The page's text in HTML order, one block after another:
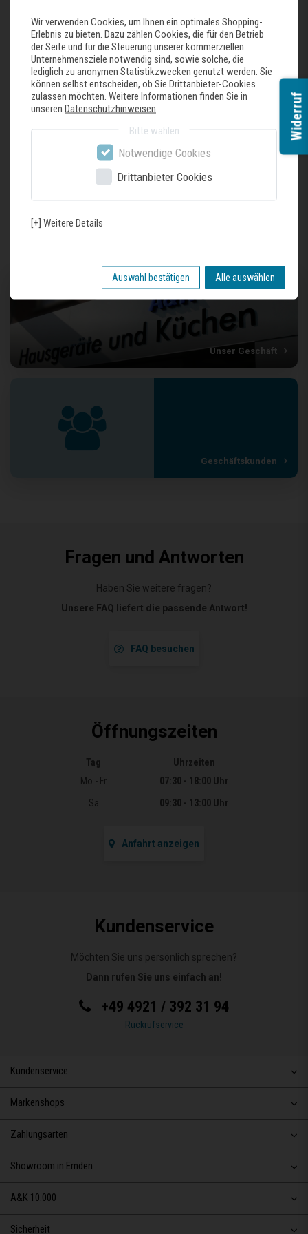
Breite: 220 cm
Tiefe: 110 cm
Abmessungen 4er Sofa
Höhe: 90 cm
Unser Geschäft
Geschäftskunden
Fragen und Antworten
Haben Sie weitere fragen?
Unsere FAQ liefert die passende Antwort!
FAQ besuchen
Öffnungszeiten
Öffnungszeiten
Tag
Uhrzeiten
Mo - Fr
07:30 - 18:00 Uhr
Sa
09:30 - 13:00 Uhr
Anfahrt anzeigen
Kundenservice
Möchten Sie uns persönlich sprechen?
Dann rufen Sie uns einfach an!
+49 4921 / 392 31 94
Rückrufservice
Kundenservice
Markenshops
Zahlungsarten
Showroom in Emden
A&K 10.000
Sicherheit
Wir verwenden Cookies, um Ihnen ein optimales Shopping-
Erlebnis zu bieten. Dazu zählen Cookies, die für den Betrieb
der Seite und für die Steuerung unserer kommerziellen
Unternehmensziele notwendig sind, sowie solche, die
lediglich zu anonymen Statistikzwecken genutzt werden. Sie
können selbst entscheiden, ob Sie Drittanbieter-Cookies
zulassen möchten. Weitere Informationen finden Sie in
unseren Datenschutzhinweisen
Bitte wählen
Notwendige Cookies
Drittanbieter Cookies
[+] Weitere Details
Auswahl bestätigen Alle auswählen
Widerruf